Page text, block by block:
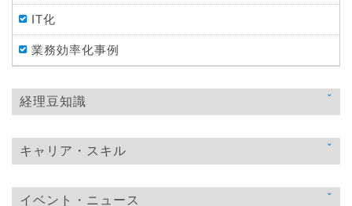
IT化
業務効率化事例
経理豆知識
税金
仕訳処理・会計処理
キャリア・スキル
イベント・ニュース